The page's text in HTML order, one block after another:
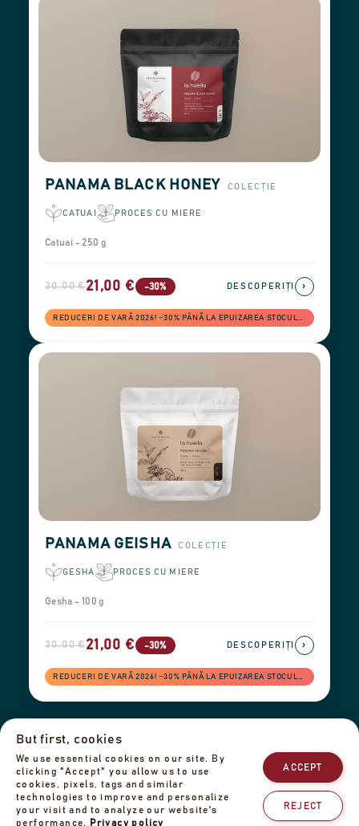
PANAMA BLACK HONEY COLECȚIE
CATUAI PROCES CU MIERE
Catuai - 250 g
30,00 €21,00 € -30%
REDUCERI DE VARĂ 2026! −30% PÂNĂ LA EPUIZAREA STOCULUI
DESCOPERIȚI ›
PANAMA GEISHA COLECȚIE
GESHA PROCES CU MIERE
Gesha - 100 g
30,00 €21,00 € -30%
REDUCERI DE VARĂ 2026! −30% PÂNĂ LA EPUIZAREA STOCULUI
DESCOPERIȚI ›
Informații de livrare
Politica de confidențialitate
Echipa noastră Contactați-ne
© 2025 Cafe de Panama
But first, cookies
We use essential cookies on our site. By
clicking "Accept" you allow us to use
cookies, pixels, tags and similar
technologies to improve and personalize
your visit and to analyze our website's
performance.
Privacy policy
ACCEPT
REJECT